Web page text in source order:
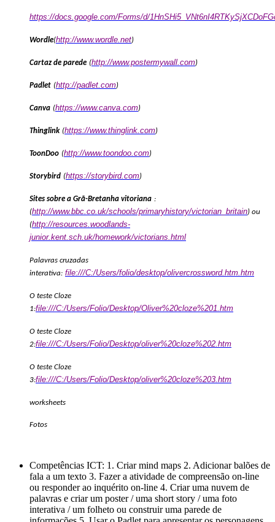
https://docs.google.com/Forms/d/
Wordle(http://www.wordle.net)
Cartaz de parede (http://www.postermywall.com)
Padlet (http://padlet.com)
Canva (https://www.canva.com)
Thinglink (https://www.thinglink.com)
ToonDoo (http://www.toondoo.com)
Storybird (https://storybird.com)
Sites sobre a Grã-Bretanha vitoriana :
(http://www.bbc.co.uk/schools/primaryhistory/victorian_britain) ou
(http://resources.woodlands-
junior.kent.sch.uk/homework/victorians.html
Palavras cruzadas
interativa: file:///C:/Users/folio/desktop/olivercrossword.htm.htm
O teste Cloze
1:file:///C:/Users/Folio/Desktop/Oliver%20cloze%201.htm
O teste Cloze
2:file:///C:/Users/Folio/Desktop/oliver%20cloze%202.htm
O teste Cloze
3:file:///C:/Users/Folio/Desktop/oliver%20cloze%203.htm
worksheets
Fotos
Competências ICT: 1. Criar mind maps 2. Adicionar balões de
fala a um texto 3. Fazer a atividade de compreensão on-line
ou responder ao inquérito on-line 4. Criar uma nuvem de
palavras e criar um poster / uma short story / uma foto
interativa / um folheto ou construir uma parede de